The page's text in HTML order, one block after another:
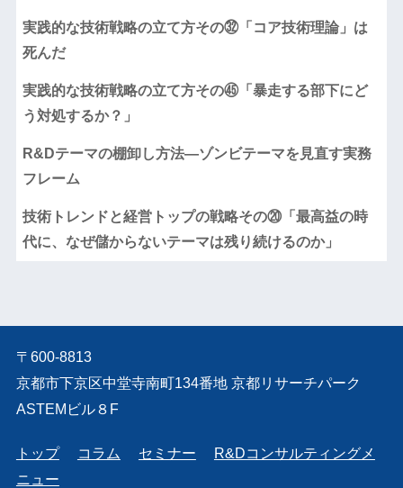
実践的な技術戦略の立て方その㉜「コア技術理論」は
死んだ
実践的な技術戦略の立て方その㊺「暴走する部下にど
う対処するか？」
R&Dテーマの棚卸し方法―ゾンビテーマを見直す実務
フレーム
技術トレンドと経営トップの戦略その⑳「最高益の時
代に、なぜ儲からないテーマは残り続けるのか」
〒600-8813
京都市下京区中堂寺南町134番地 京都リサーチパーク
ASTEMビル８F
トップ コラム セミナー
R&Dコンサルティングメ
ニュー